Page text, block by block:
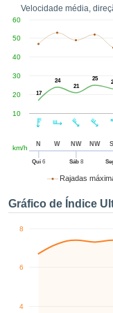
para lhe
e
com
Pode
mais
e
seu
botão
cookies
web.
Velocidade média,
Rajadas
Qui 6 Sáb8
10
20
30
40
50
60
km/h
17
24
21
25
N W NW NW
Gráfico de Índice
4
6
8